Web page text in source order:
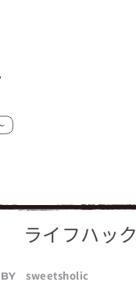
ライフハック
sweetsholic